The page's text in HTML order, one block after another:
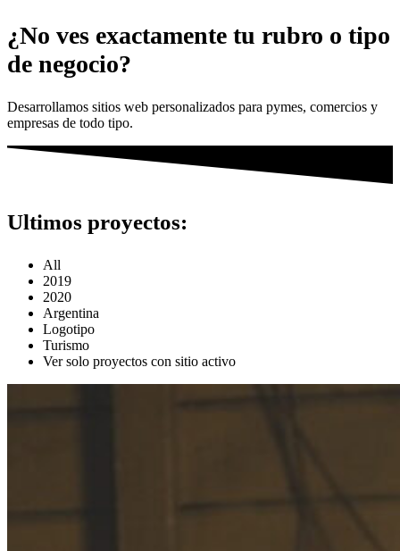
¿No ves exactamente tu rubro o tipo
de negocio?
Desarrollamos sitios web personalizados para pymes, comercios y
empresas de todo tipo.
Ultimos proyectos:
All
2019
2020
Argentina
Logotipo
Turismo
Ver solo proyectos con sitio activo